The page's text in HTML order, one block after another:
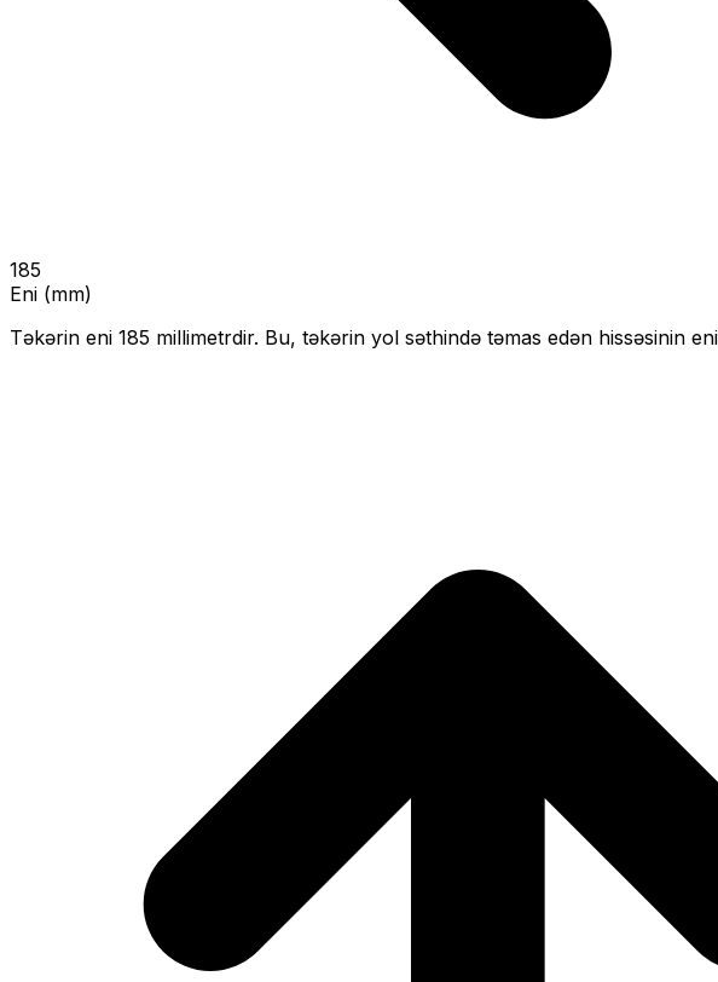
185
Eni (mm)
Təkərin eni 185 millimetrdir. Bu, təkərin yol səthində təmas edən hissəsinin